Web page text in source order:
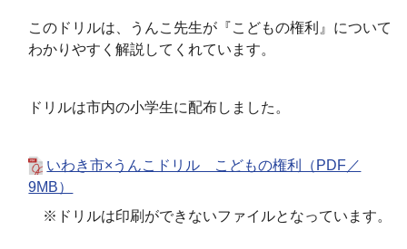
このドリルは、うんこ先生が『こどもの権利』について
わかりやすく解説してくれています。
ドリルは市内の小学生に配布しました。
いわき市×うんこドリル こどもの権利（PDF／
9MB）
※ドリルは印刷ができないファイルとなっています。